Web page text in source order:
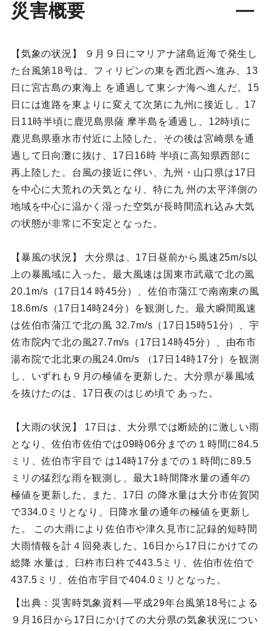
災害概要
【気象の状況】 ９月９日にマリアナ諸島近海で発生し
た台風第18号は、フィリピンの東を西北西へ進み、13
日に宮古島の東海上 を通過して東シナ海へ進んだ。15
日には進路を東よりに変えて次第に九州に接近し、17
日11時半頃に鹿児島県薩 摩半島を通過し、12時頃に
鹿児島県垂水市付近に上陸した。その後は宮崎県を通
過して日向灘に抜け、17日16時 半頃に高知県西部に
再上陸した。台風の接近に伴い、九州・山口県は17日
を中心に大荒れの天気となり、特に九 州の太平洋側の
地域を中心に温かく湿った空気が長時間流れ込み大気
の状態が非常に不安定となった。
【暴風の状況】 大分県は、17日昼前から風速25m/s以
上の暴風域に入った。最大風速は国東市武蔵で北の風
20.1m/s（17日14 時45分）、佐伯市蒲江で南南東の風
18.6m/s（17日14時24分）を観測した。最大瞬間風速
は佐伯市蒲江で北の風 32.7m/s（17日15時51分）、宇
佐市院内で北の風27.7m/s（17日14時45分）、由布市
湯布院で北北東の風24.0m/s （17日14時17分）を観測
し、いずれも９月の極値を更新した。大分県が暴風域
を抜けたのは、17日夜のはじめ頃で あった。
【大雨の状況】 17日は、大分県では断続的に激しい雨
となり、佐伯市佐伯では09時06分までの１時間に84.5
ミリ、佐伯市宇目で は14時17分までの１時間に89.5
ミリの猛烈な雨を観測し、最大1時間降水量の通年の
極値を更新した。また、17日 の降水量は大分市佐賀関
で334.0ミリとなり、日降水量の通年の極値を更新し
た。 この大雨により佐伯市や津久見市に記録的短時間
大雨情報を計４回発表した。16日から17日にかけての
総降 水量は、臼杵市臼杵で443.5ミリ、佐伯市佐伯で
437.5ミリ、佐伯市宇目で404.0ミリとなった。
【出典：災害時気象資料―平成29年台風第18号による
９月16日から17日にかけての大分県の気象状況につい